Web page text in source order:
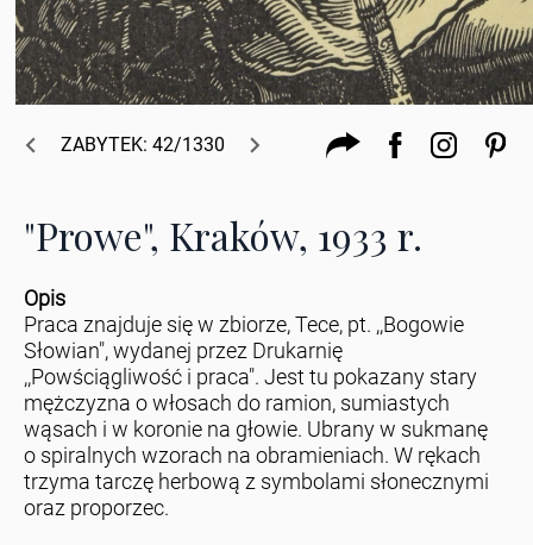
ZABYTEK: 42/1330
"Prowe", Kraków, 1933 r.
Opis
Praca znajduje się w zbiorze, Tece, pt. ,,Bogowie
Słowian", wydanej przez Drukarnię
,,Powściągliwość i praca". Jest tu pokazany stary
mężczyzna o włosach do ramion, sumiastych
wąsach i w koronie na głowie. Ubrany w sukmanę
o spiralnych wzorach na obramieniach. W rękach
trzyma tarczę herbową z symbolami słonecznymi
oraz proporzec.